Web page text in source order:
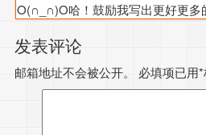
O(∩_∩)O哈！鼓励我写出更好更多
发表评论
邮箱地址不会被公开。 必填项已用*